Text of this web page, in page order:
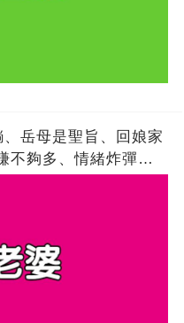
岳母是聖旨、回娘家
不夠多、情緒炸彈